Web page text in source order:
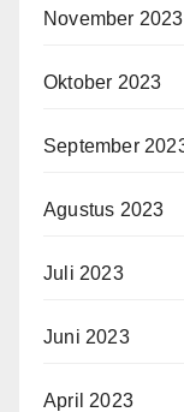
November 2023
Oktober 2023
September
Agustus 2023
Juli 2023
Juni 2023
April 2023